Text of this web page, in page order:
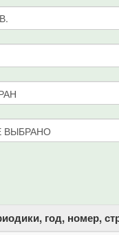
год, номер,